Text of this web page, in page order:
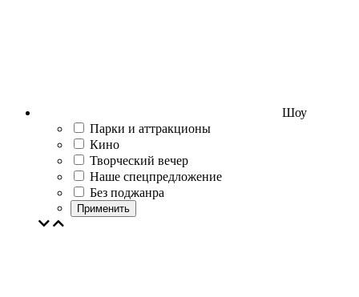
Шоу
Парки и аттракционы
Кино
Творческий вечер
Наше спецпредложение
Без поджанра
Применить